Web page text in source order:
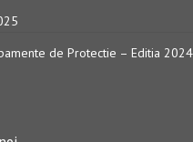
de Protectie – Editia